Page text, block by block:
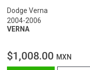
Dodge Verna
2004-2006
VERNA
$1,008.00 MXN